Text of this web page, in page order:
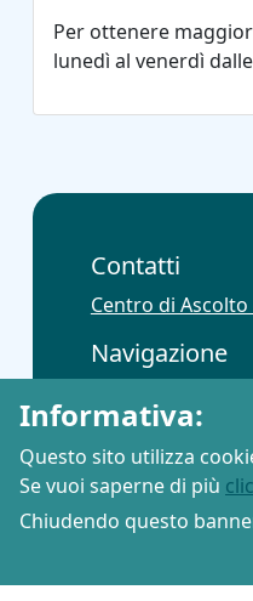
Per ottenere
lunedì al venerdì
Contatti
Centro di Ascolto
Navigazione
Informativa:
Questo sito utilizza
Se vuoi saperne di più
Chiudendo questo